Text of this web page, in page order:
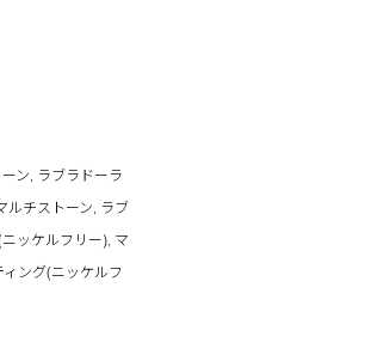
ン, ラブラドーラ
ルチストーン, ラブ
ッケルフリー), マ
ング(ニッケルフ